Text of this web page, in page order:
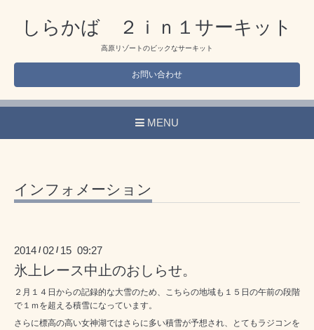
しらかば ２ｉｎ１サーキット
高原リゾートのビックなサーキット
お問い合わせ
MENU
インフォメーション
2014 /02 / 15 09:27
氷上レース中止のおしらせ。
２月１４日からの記録的な大雪のため、こちらの地域も１５日の午前の段階
で１ｍを超える積雪になっています。
さらに標高の高い女神湖ではさらに多い積雪が予想され、とてもラジコンを